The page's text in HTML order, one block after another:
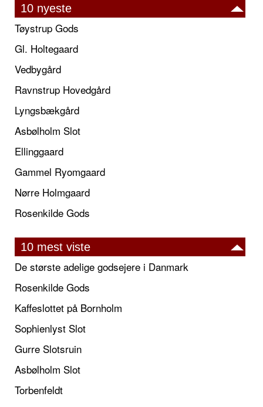
10 nyeste
Tøystrup Gods
Gl. Holtegaard
Vedbygård
Ravnstrup Hovedgård
Lyngsbækgård
Asbølholm Slot
Ellinggaard
Gammel Ryomgaard
Nørre Holmgaard
Rosenkilde Gods
10 mest viste
De største adelige godsejere i Danmark
Rosenkilde Gods
Kaffeslottet på Bornholm
Sophienlyst Slot
Gurre Slotsruin
Asbølholm Slot
Torbenfeldt